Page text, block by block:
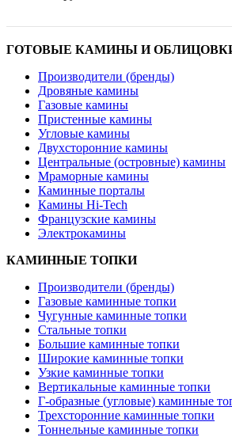
ГОТОВЫЕ КАМИНЫ И
Производители (бренды)
Дровяные камины
Газовые камины
Пристенные камины
Угловые камины
Двухсторонние камины
Центральные (островные) камины
Мраморные камины
Каминные порталы
Камины Hi-Tech
Французские камины
Электрокамины
КАМИННЫЕ ТОПКИ
Производители (бренды)
Газовые каминные топки
Чугунные каминные топки
Стальные топки
Большие каминные топки
Широкие каминные топки
Узкие каминные топки
Вертикальные каминные топки
Г-образные (угловые) каминные
Трехсторонние каминные топки
Тоннельные каминные топки